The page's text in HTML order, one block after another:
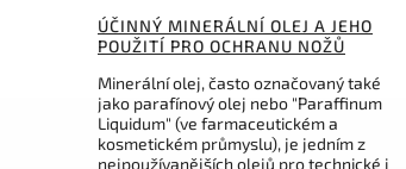
ÚČINNÝ MINERÁLNÍ OLEJ A JEHO
POUŽITÍ PRO OCHRANU NOŽŮ
Minerální olej, často označovaný také
jako parafínový olej nebo "Paraffinum
Liquidum" (ve farmaceutickém a
kosmetickém průmyslu), je jedním z
nejpoužívanějších olejů pro technické i
–30 %
Victorinox pouzdro pro
HUNTER PRO